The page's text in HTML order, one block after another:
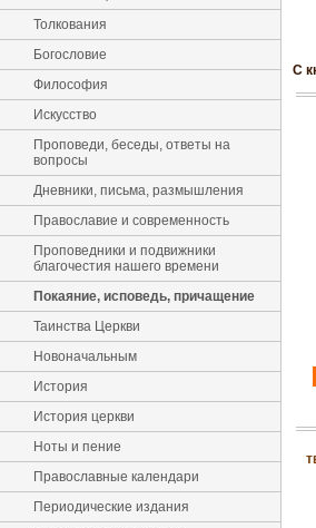
Толкования
Богословие
Философия
Искусство
Проповеди, беседы, ответы на
вопросы
Дневники, письма, размышления
Православие и современность
Проповедники и подвижники
благочестия нашего времени
Покаяние, исповедь, причащение
Таинства Церкви
Новоначальным
История
История церкви
Ноты и пение
Православные календари
Периодические издания
С